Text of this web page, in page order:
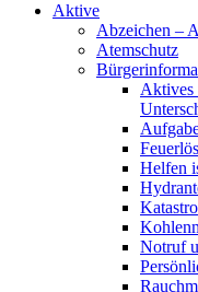
Aktive
Abzeichen –
Atemschutz
Aktives
Helfen
Notruf